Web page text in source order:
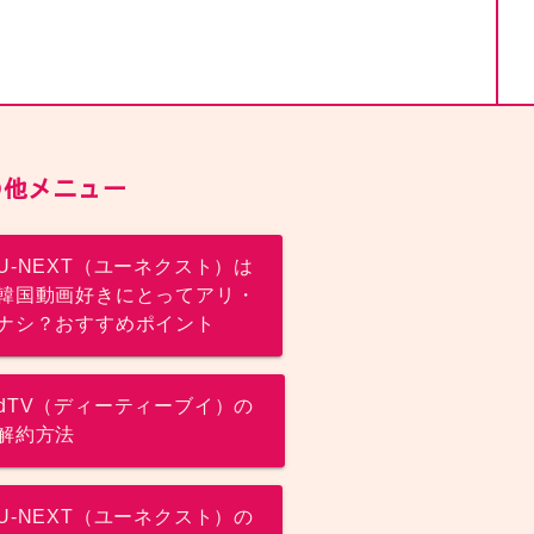
メニュー
NEXT（ユーネクスト）は
国動画好きにとってアリ・
シ？おすすめポイント
（ディーティーブイ）の
約方法
NEXT（ユーネクスト）の